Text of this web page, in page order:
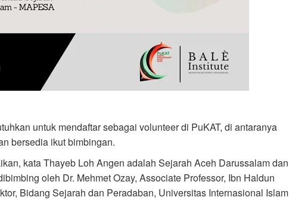
untuk mendaftar sebagai volunteer di PuKAT, di antaranya
bersedia ikut bimbingan.
kata Thayeb Loh Angen adalah Sejarah Aceh Darussalam dan
oleh Dr. Mehmet Ozay, Associate Professor, Ibn Haldun
Bidang Sejarah dan Peradaban, Universitas Internasional Islam